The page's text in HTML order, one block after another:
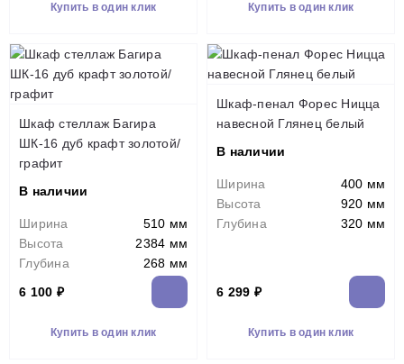
Купить в один клик Купить в один клик
Шкаф стеллаж Багира
ШК-16 дуб крафт золотой/
графит
В наличии
Ширина
510 мм
Высота
2384 мм
Глубина
268 мм
6 100 ₽
Купить в один клик
Шкаф-пенал Форес Ницца
навесной Глянец белый
В наличии
Ширина
400 мм
Высота
920 мм
Глубина
320 мм
6 299 ₽
Купить в один клик